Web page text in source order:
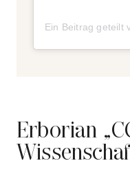
Erborian